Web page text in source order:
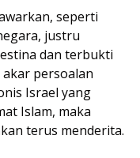
seperti
justru
dan terbukti
persoalan
Israel yang
Islam, maka
terus menderita.